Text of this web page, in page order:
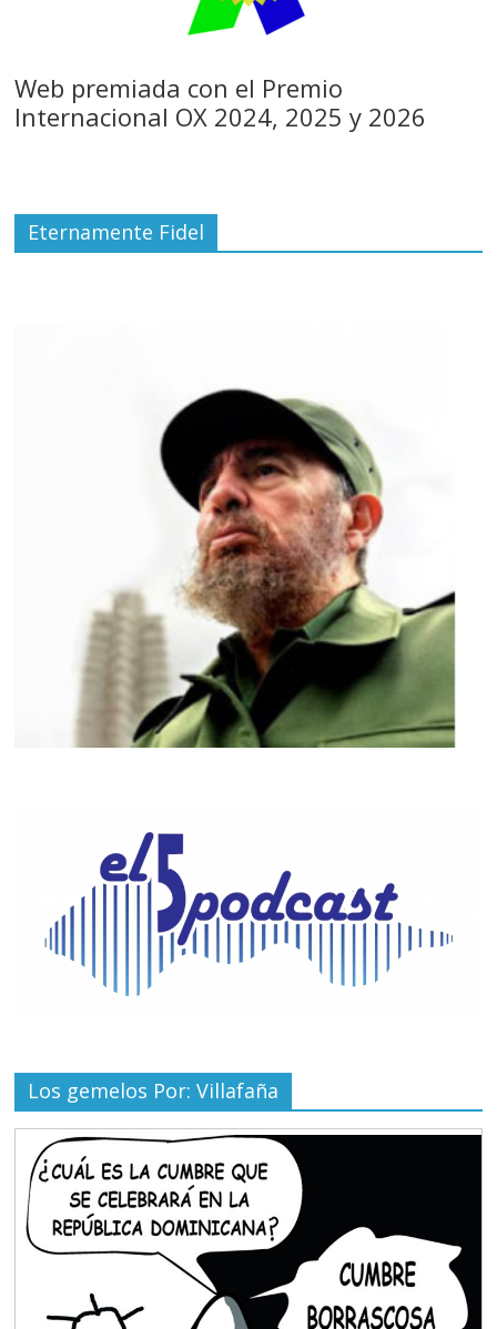
Web premiada con el Premio
Internacional OX 2024, 2025 y 2026
Eternamente Fidel
Los gemelos Por: Villafaña